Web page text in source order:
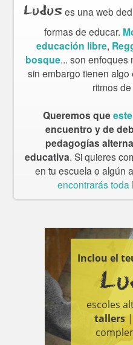
Luduses una web
formas de educar.
educación libre,
bosque... son enfoques
sin embargo tienen
ritmos
Queremos que
encuentro y de
pedagogías
educativa. Si quieres
en tu escuela o algún
encontrarás toda
Inclou el
escoles
tallers